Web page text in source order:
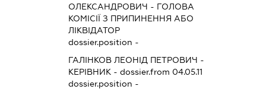
ОЛЕКСАНДРОВИЧ - ГОЛОВА
КОМІСІЇ З ПРИПИНЕННЯ АБО
ЛІКВІДАТОР
dossier.position -
ГАЛІНКОВ ЛЕОНІД ПЕТРОВИЧ -
КЕРІВНИК - dossier.from 04.05.11
dossier.position -